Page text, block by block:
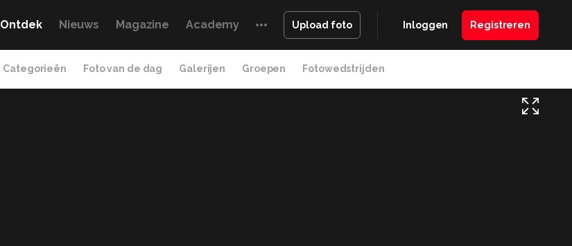
Ontdek Nieuws Magazine Academy Upload foto Inloggen Registreren
Categorieën Foto van de dag Galerijen Groepen Fotowedstrijden